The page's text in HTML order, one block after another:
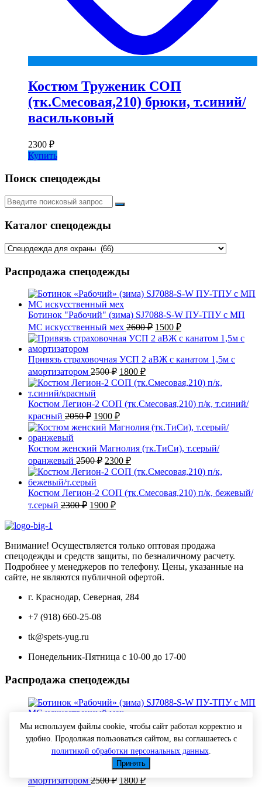
Костюм Труженик СОП
(тк.Смесовая,210) брюки, т.синий/
васильковый
2300 ₽
Купить
Поиск спецодежды
Искать:
Каталог спецодежды
Распродажа спецодежды
Ботинок "Рабочий" (зима) SJ7088-S-W ПУ-ТПУ с МП
МС искусственный мех 2600₽ Первоначальная
цена
составляла
2600 ₽.
1500 ₽Текущая
цена:
Привязь страховочная УСП 2 аВЖ с канатом 1,5м с
амортизатором 2500₽ Первоначальная
цена
составляла
2500 ₽.
1800 ₽Текущая
цена:
Костюм Легион-2 СОП (тк.Смесовая,210) п/к, т.синий/
красный 2050₽ Первоначальная
цена
составляла
2050 ₽.
1900 ₽Текущая
цена:
Костюм женский Магнолия (тк.ТиСи), т.серый/
оранжевый 2500₽ Первоначальная
цена
составляла
2500 ₽.
2300 ₽Текущая
цена:
Костюм Легион-2 СОП (тк.Смесовая,210) п/к, бежевый/
т.серый 2300₽ Первоначальная
1900 ₽Текущая
Внимание! Осуществляется только оптовая продажа
спецодежды и средств защиты, по безналичному расчету.
Подробнее у менеджеров по телефону. Цены, указанные на
сайте, не являются публичной офертой.
г. Краснодар, Северная, 284
+7 (918) 660-25-08
tk@spets-yug.ru
Понедельник-Пятница с 10-00 до 17-00
Распродажа спецодежды
Ботинок "Рабочий" (зима) SJ7088-S-W ПУ-ТПУ с МП
МС искусственный мех 2600₽Первоначальная
цена
составляла
1500₽
Текущая
цена:
1500 ₽.
Привязь страховочная УСП 2 аВЖ с канатом 1,5м с
амортизатором 2500₽ Первоначальная
1800 ₽Текущая
Мы используем файлы cookie, чтобы сайт работал корректно и
удобно. Продолжая пользоваться сайтом, вы соглашаетесь с
политикой обработки персональных данных.
Принять